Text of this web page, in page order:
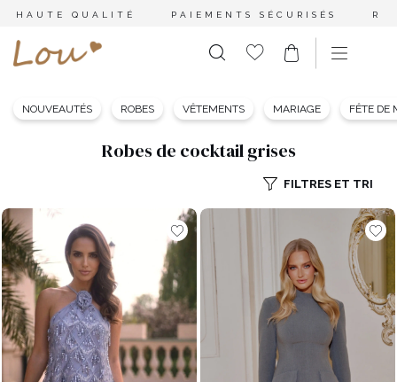
HAUTE QUALITÉ PAIEMENTS SÉCURISÉS
NOUVEAUTÉS ROBES VÊTEMENTS MARIAGE FÊTE DE
Robes de cocktail grises
FILTRES ET TRI